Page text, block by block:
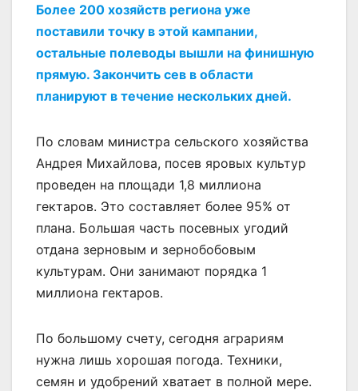
Более 200 хозяйств региона уже
поставили точку в этой кампании,
остальные полеводы вышли на финишную
прямую. Закончить сев в области
планируют в течение нескольких дней.
По словам министра сельского хозяйства
Андрея Михайлова, посев яровых культур
проведен на площади 1,8 миллиона
гектаров. Это составляет более 95% от
плана. Большая часть посевных угодий
отдана зерновым и зернобобовым
культурам. Они занимают порядка 1
миллиона гектаров.
По большому счету, сегодня аграриям
нужна лишь хорошая погода. Техники,
семян и удобрений хватает в полной мере.